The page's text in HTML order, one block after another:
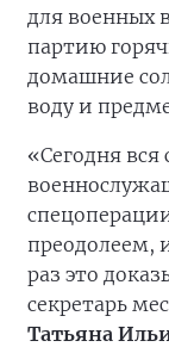
для военных
партию
домашние
воду и
«Сегодня
преодолеем,
раз это
секретарь
Татьяна